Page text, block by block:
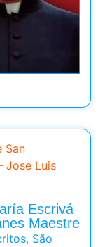
San
Jose Luis
Escrivá
Maestre
São